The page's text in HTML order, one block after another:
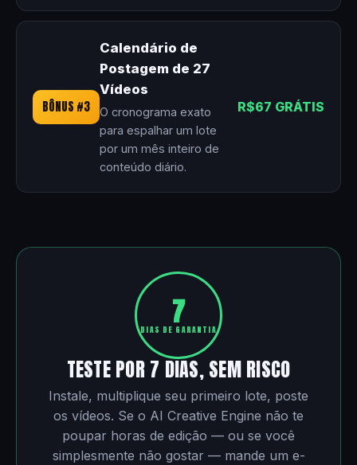
BÔNUS #3
Calendário de
Postagem de 27
Vídeos
O cronograma exato
para espalhar um lote
por um mês inteiro de
conteúdo diário.
R$67 GRÁTIS
7
DIAS DE GARANTIA
TESTE POR 7 DIAS, SEM RISCO
Instale, multiplique seu primeiro lote, poste
os vídeos. Se o AI Creative Engine não te
poupar horas de edição — ou se você
simplesmente não gostar — mande um e-